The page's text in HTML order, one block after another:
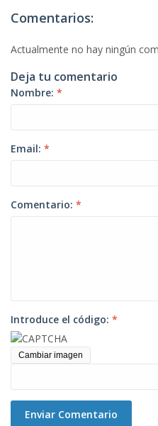
Comentarios:
Actualmente no hay ningún
Deja tu comentario
Nombre: *
Email: *
Comentario: *
Introduce el código: *
Cambiar imagen
Enviar Comentario